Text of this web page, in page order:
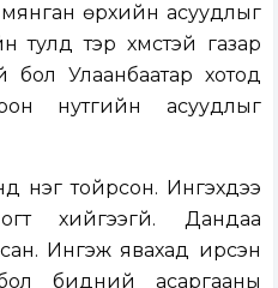
өрхийн асуудлыг
тэр хүмүүстэй газар
бол Улаанбаатар хотод
нутгийн асуудлыг
нэг тойрсон. Ингэхдээ
хийгээгүй. Дандаа
Ингэж явахад ирсэн
бидний асаргааны